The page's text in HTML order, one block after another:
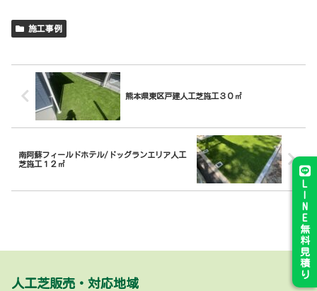
施工事例
熊本県東区戸建人工芝施工３０㎡
南阿蘇フィールドホテル/ドッグランエリア人工
芝施工１２㎡
L
N
E
無
料
見
積
り
人工芝販売・対応地域